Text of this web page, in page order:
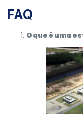
FAQ
O que é uma